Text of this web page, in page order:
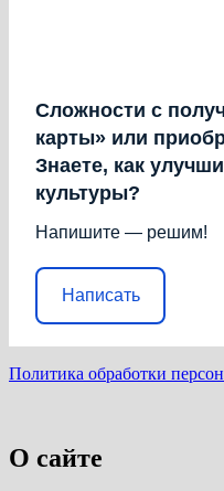
Сложности с
карты» или
Знаете, как
культуры?
Напишите — решим!
Написать
Политика обработки
О сайте